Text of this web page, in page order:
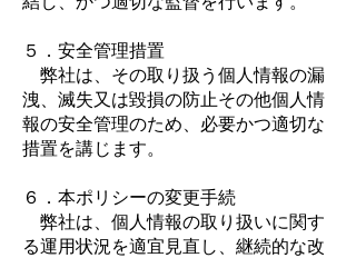
５．安全管理措置
弊社は、その取り扱う個人情報の漏
洩、滅失又は毀損の防止その他個人情
報の安全管理のため、必要かつ適切な
措置を講じます。
６．本ポリシーの変更手続
弊社は、個人情報の取り扱いに関す
る運用状況を適宜見直し、継続的な改